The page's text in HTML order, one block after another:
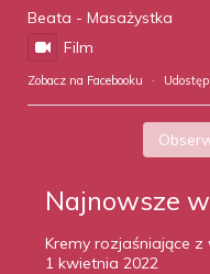
Beata - Masażystka
Film
Zobacz na Facebooku ·
Najnowsze
Kremy rozjaśniające z
1 kwietnia 2022